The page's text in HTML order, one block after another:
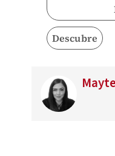
Descubre